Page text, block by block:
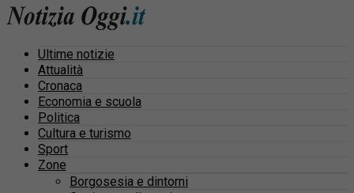
Ultime notizie
Attualità
Cronaca
Economia e scuola
Politica
Cultura e turismo
Sport
Zone
Borgosesia e dintorni